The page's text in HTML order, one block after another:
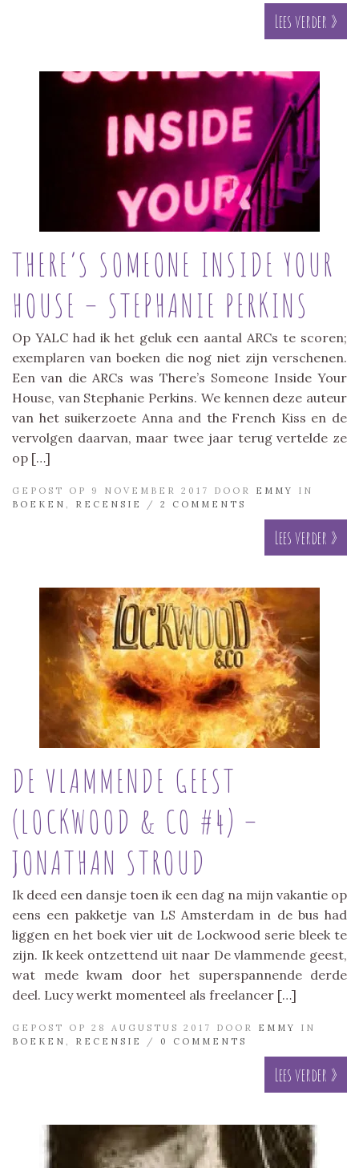
Lees verder »
THERE’S SOMEONE INSIDE YOUR
HOUSE – STEPHANIE PERKINS
Op YALC had ik het geluk een aantal ARCs te scoren;
exemplaren van boeken die nog niet zijn verschenen.
Een van die ARCs was There’s Someone Inside Your
House, van Stephanie Perkins. We kennen deze auteur
van het suikerzoete Anna and the French Kiss en de
vervolgen daarvan, maar twee jaar terug vertelde ze
op […]
GEPOST OP 9 NOVEMBER 2017 DOOR EMMY
IN
BOEKEN
RECENSIE / 2 COMMENTS
Lees verder »
DE VLAMMENDE GEEST
(LOCKWOOD & CO #4) –
JONATHAN STROUD
Ik deed een dansje toen ik een dag na mijn vakantie op
eens een pakketje van LS Amsterdam in de bus had
liggen en het boek vier uit de Lockwood serie bleek te
zijn. Ik keek ontzettend uit naar De vlammende geest,
wat mede kwam door het superspannende derde
deel. Lucy werkt momenteel als freelancer […]
GEPOST OP 28 AUGUSTUS 2017 DOOR EMMY
IN
BOEKEN
RECENSIE / 0 COMMENTS
Lees verder »